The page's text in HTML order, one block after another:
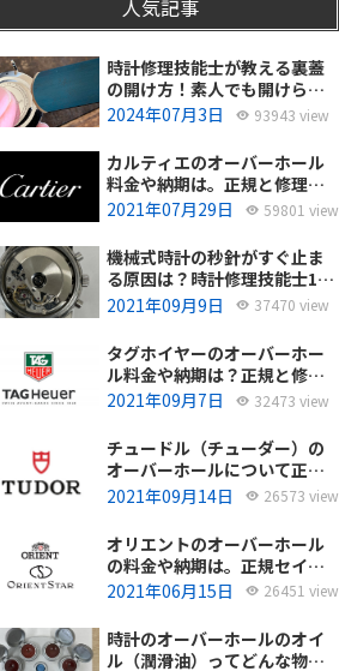
人気記事
時計修理技能士が教える裏蓋
の開け方！素人でも開けられ
る？
2024年07月3日 93943 view
カルティエのオーバーホール
料金や納期は。正規と修理専
門店の比較どちらがおすす
2021年07月29日 59801 view
機械式時計の秒針がすぐ止ま
る原因は？時計修理技能士1級
の技術者がお答えします。
2021年09月9日 37470 view
タグホイヤーのオーバーホー
ル料金や納期は？正規と修理
専門店の比較、どちらがおす
2021年09月7日 32473 view
チュードル（チューダー）の
オーバーホールについて正規
サービスと腕時計修理専門店
どっち？
2021年09月14日 26573 view
オリエントのオーバーホール
の料金や納期は。正規セイコ
ーエプソンと修理専門店の比
2021年06月15日 26451 view
時計のオーバーホールのオイ
ル（潤滑油）ってどんな物を